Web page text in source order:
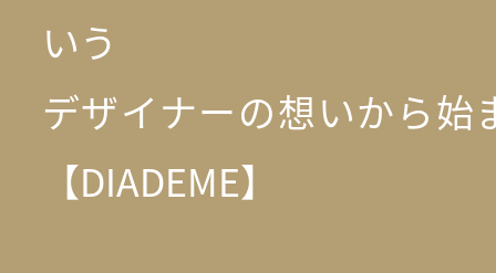
いう
デザイナーの想いから始
【DIADEME】